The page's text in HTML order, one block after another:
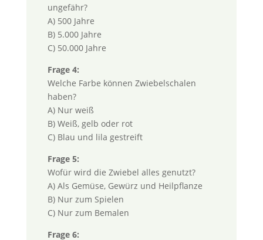
ungefähr?
A) 500 Jahre
B) 5.000 Jahre
C) 50.000 Jahre
Frage 4:
Welche Farbe können Zwiebelschalen
haben?
A) Nur weiß
B) Weiß, gelb oder rot
C) Blau und lila gestreift
Frage 5:
Wofür wird die Zwiebel alles genutzt?
A) Als Gemüse, Gewürz und Heilpflanze
B) Nur zum Spielen
C) Nur zum Bemalen
Frage 6: